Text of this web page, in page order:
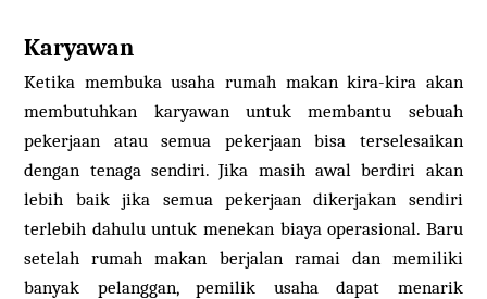
Karyawan
Ketika membuka usaha rumah makan kira-kira akan
membutuhkan karyawan untuk membantu sebuah
pekerjaan atau semua pekerjaan bisa terselesaikan
dengan tenaga sendiri. Jika masih awal berdiri akan
lebih baik jika semua pekerjaan dikerjakan sendiri
terlebih dahulu untuk menekan biaya operasional. Baru
setelah rumah makan berjalan ramai dan memiliki
banyak pelanggan, pemilik usaha dapat menarik